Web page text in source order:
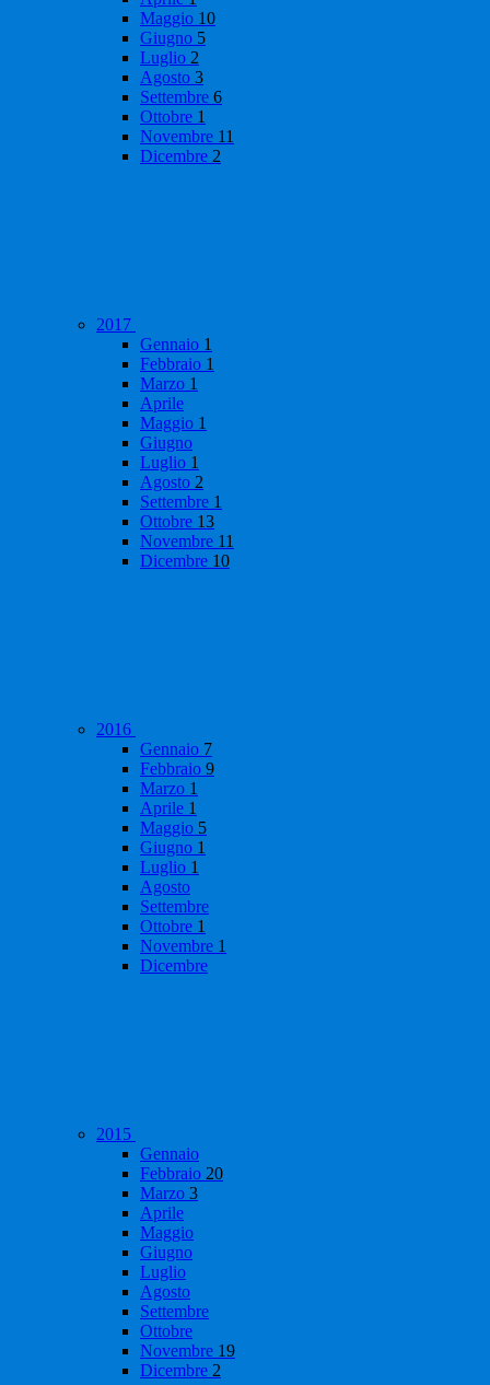
Maggio 10
Giugno 5
Luglio 2
Agosto 3
Settembre 6
Ottobre 1
Novembre 11
Dicembre 2
2017
Gennaio 1
Febbraio 1
Marzo 1
Aprile
Maggio 1
Giugno
Luglio 1
Agosto 2
Settembre 1
Ottobre 13
Novembre 11
Dicembre 10
2016
Gennaio 7
Febbraio 9
Marzo 1
Aprile 1
Maggio 5
Giugno 1
Luglio 1
Agosto
Settembre
Ottobre 1
Novembre 1
Dicembre
2015
Gennaio
Febbraio 20
Marzo 3
Aprile
Maggio
Giugno
Luglio
Agosto
Settembre
Ottobre
Novembre 19
Dicembre 2